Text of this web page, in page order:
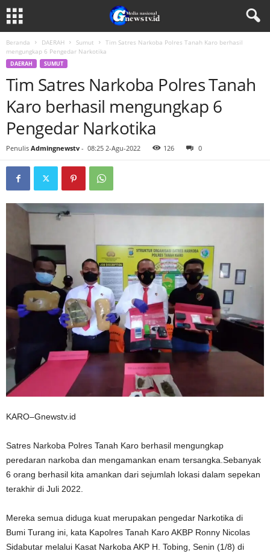
Beranda DAERAH Sumut
Tim Satres Narkoba Polres Tanah Karo berhasil
mengungkap 6 Pengedar Narkotika
DAERAH SUMUT
Tim Satres Narkoba Polres Tanah
Karo berhasil mengungkap 6
Pengedar Narkotika
Penulis Admingnewstv - 08:25 2-Agu-2022 126 0
KARO–Gnewstv.id
Satres Narkoba Polres Tanah Karo berhasil mengungkap
peredaran narkoba dan mengamankan enam tersangka.Sebanyak
6 orang berhasil kita amankan dari sejumlah lokasi dalam sepekan
terakhir di Juli 2022.
Mereka semua diduga kuat merupakan pengedar Narkotika di
Bumi Turang ini, kata Kapolres Tanah Karo AKBP Ronny Nicolas
Sidabutar melalui Kasat Narkoba AKP H. Tobing, Senin (1/8) di